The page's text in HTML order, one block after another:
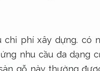
chi phí xây dựng. có
nhu cầu đa dạng
gỗ này thường